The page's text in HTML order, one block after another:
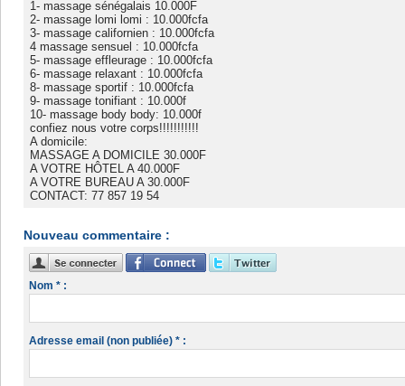
1- massage sénégalais 10.000F
2- massage lomi lomi : 10.000fcfa
3- massage californien : 10.000fcfa
4 massage sensuel : 10.000fcfa
5- massage effleurage : 10.000fcfa
6- massage relaxant : 10.000fcfa
8- massage sportif : 10.000fcfa
9- massage tonifiant : 10.000f
10- massage body body: 10.000f
confiez nous votre corps!!!!!!!!!!!
A domicile:
MASSAGE A DOMICILE 30.000F
A VOTRE HÔTEL A 40.000F
A VOTRE BUREAU A 30.000F
CONTACT: 77 857 19 54
Nouveau commentaire :
Nom * :
Adresse email (non publiée) * :